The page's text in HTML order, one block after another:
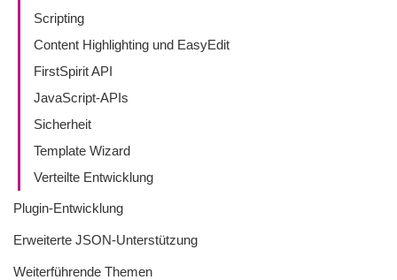
Scripting
Content Highlighting und EasyEdit
FirstSpirit API
JavaScript-APIs
Sicherheit
Template Wizard
Verteilte Entwicklung
Plugin-Entwicklung
Erweiterte JSON-Unterstützung
Weiterführende Themen